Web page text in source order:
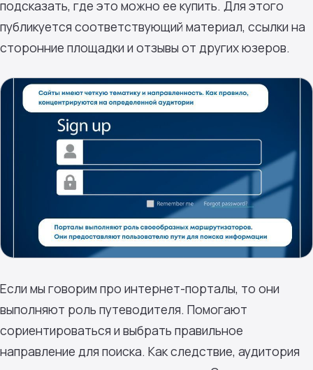
подсказать, где это можно ее купить. Для этого
публикуется соответствующий материал, ссылки на
сторонние площадки и отзывы от других юзеров.
Если мы говорим про интернет-порталы, то они
выполняют роль путеводителя. Помогают
сориентироваться и выбрать правильное
направление для поиска. Как следствие, аудитория